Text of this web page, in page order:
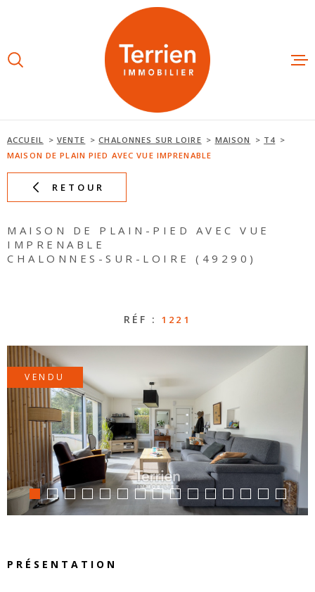
recherche
principal
ACHETER
NOTRE
ACCUEIL VENTE CHALONNES SUR LOIRE MAISON
T4
MAISON DE PLAIN PIED AVEC VUE IMPRENABLE
RETOUR
MAISON DE PLAIN-PIED AVEC VUE
IMPRENABLE
CHALONNES-SUR-LOIRE (49290)
RÉF : 1221
VENDU
PRÉSENTATION